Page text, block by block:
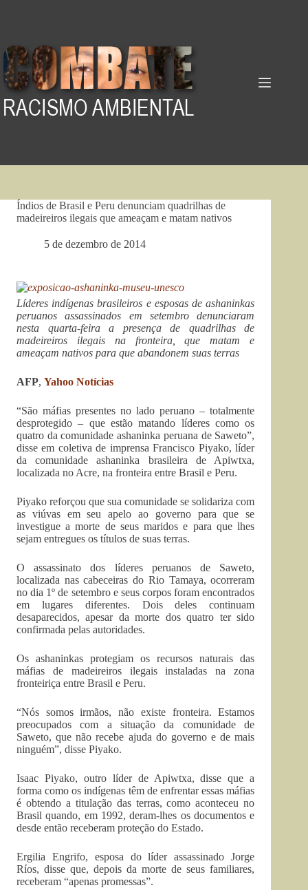
Índios de Brasil e Peru denunciam quadrilhas de
madeireiros ilegais que ameaçam e matam nativos
5 de dezembro de 2014
Líderes indígenas brasileiros e esposas de ashaninkas
peruanos assassinados em setembro denunciaram
nesta quarta-feira a presença de quadrilhas de
madeireiros ilegais na fronteira, que matam e
ameaçam nativos para que abandonem suas terras
AFP, Yahoo Notícias
“São máfias presentes no lado peruano – totalmente
desprotegido – que estão matando líderes como os
quatro da comunidade ashaninka peruana de Saweto”,
disse em coletiva de imprensa Francisco Piyako, líder
da comunidade ashaninka brasileira de Apiwtxa,
localizada no Acre, na fronteira entre Brasil e Peru.
Piyako reforçou que sua comunidade se solidariza com
as viúvas em seu apelo ao governo para que se
investigue a morte de seus maridos e para que lhes
sejam entregues os títulos de suas terras.
O assassinato dos líderes peruanos de Saweto,
localizada nas cabeceiras do Rio Tamaya, ocorreram
no dia 1º de setembro e seus corpos foram encontrados
em lugares diferentes. Dois deles continuam
desaparecidos, apesar da morte dos quatro ter sido
confirmada pelas autoridades.
Os ashaninkas protegiam os recursos naturais das
máfias de madeireiros ilegais instaladas na zona
fronteiriça entre Brasil e Peru.
“Nós somos irmãos, não existe fronteira. Estamos
preocupados com a situação da comunidade de
Saweto, que não recebe ajuda do governo e de mais
ninguém”, disse Piyako.
Isaac Piyako, outro líder de Apiwtxa, disse que a
forma como os indígenas têm de enfrentar essas máfias
é obtendo a titulação das terras, como aconteceu no
Brasil quando, em 1992, deram-lhes os documentos e
desde então receberam proteção do Estado.
Ergilia Engrifo, esposa do líder assassinado Jorge
Ríos, disse que, depois da morte de seus familiares,
receberam “apenas promessas”.